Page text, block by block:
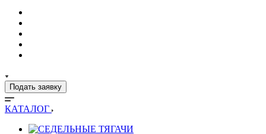
Подать заявку
КАТАЛОГ